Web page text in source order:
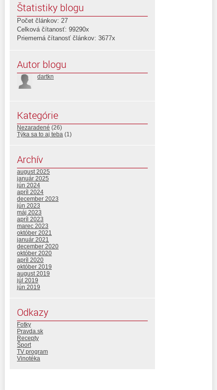
Štatistiky blogu
Počet článkov: 27
Celková čítanosť: 99290x
Priemerná čítanosť článkov: 3677x
Autor blogu
dartkn
Kategórie
Nezaradené (26)
Týka sa to aj teba (1)
Archív
august 2025
január 2025
jún 2024
apríl 2024
december 2023
jún 2023
máj 2023
apríl 2023
marec 2023
október 2021
január 2021
december 2020
október 2020
apríl 2020
október 2019
august 2019
júl 2019
jún 2019
Odkazy
Fotky
Pravda.sk
Recepty
Šport
TV program
Vinotéka